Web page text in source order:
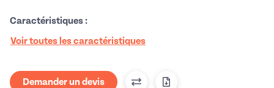
Caractéristiques :
Voir toutes les caractéristiques
Demander un devis